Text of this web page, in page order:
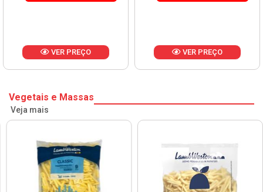
VER PREÇO VER PREÇO
Vegetais e Massas
Veja mais